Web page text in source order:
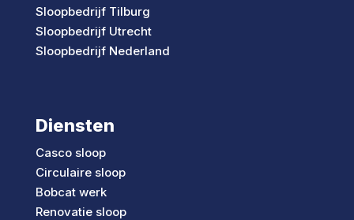
Sloopbedrijf Tilburg
Sloopbedrijf Utrecht
Sloopbedrijf Nederland
Diensten
Casco sloop
Circulaire sloop
Bobcat werk
Renovatie sloop